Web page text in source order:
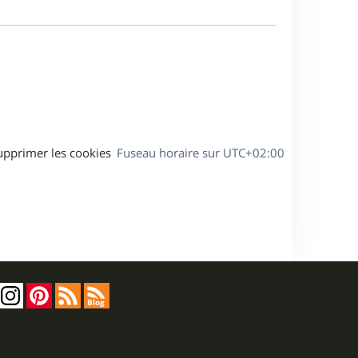
g
Fuseau horaire sur UTC+02:00
les cookies